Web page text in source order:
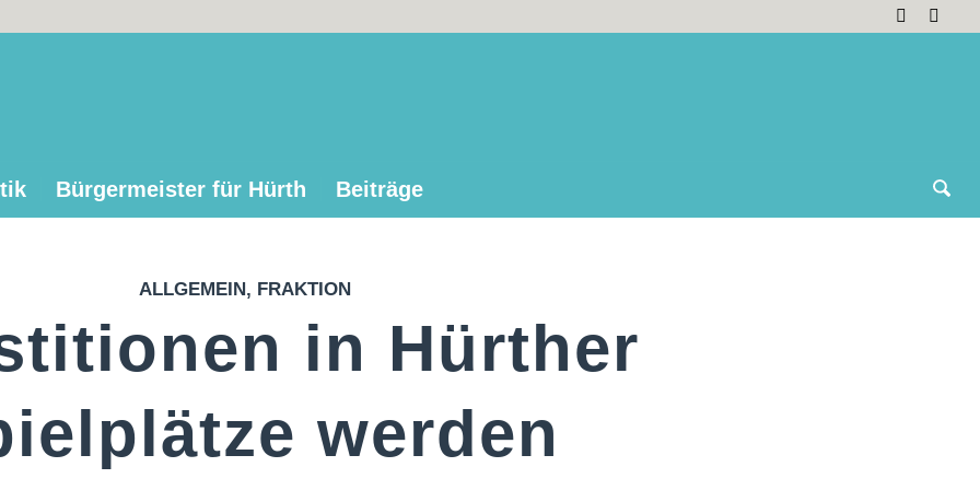
Bürgermeister für Hürth Beiträge
ALLGEMEIN, FRAKTION
in Hürther
werden